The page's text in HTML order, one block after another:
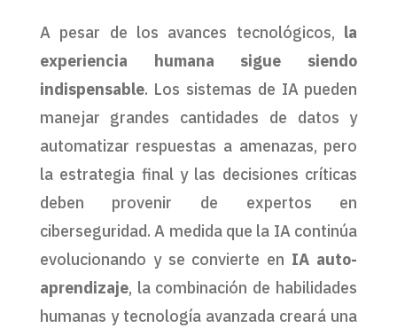
A pesar de los avances tecnológicos, la
experiencia humana sigue siendo
indispensable. Los sistemas de IA pueden
manejar grandes cantidades de datos y
automatizar respuestas a amenazas, pero
la estrategia final y las decisiones críticas
deben provenir de expertos en
ciberseguridad. A medida que la IA continúa
evolucionando y se convierte en IA auto-
aprendizaje, la combinación de habilidades
humanas y tecnología avanzada creará una